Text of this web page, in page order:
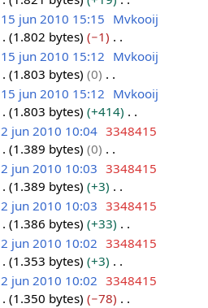
15 jun 2010 15:15 Mvkooij
1.802 bytes
−1
15 jun 2010 15:12 Mvkooij
1.803 bytes
0
15 jun 2010 15:12 Mvkooij
1.803 bytes
+414
2 jun 2010 10:04 3348415
1.389 bytes
0
2 jun 2010 10:03 3348415
1.389 bytes
+3
2 jun 2010 10:03 3348415
1.386 bytes
+33
2 jun 2010 10:02 3348415
1.353 bytes
+3
2 jun 2010 10:02 3348415
1.350 bytes
−78